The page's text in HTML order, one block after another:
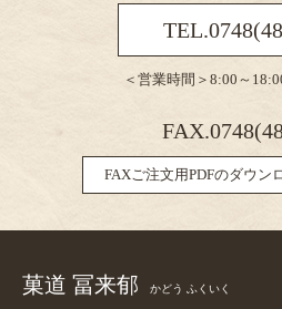
＜営業時間＞8:00～
FAXご注文用PDFのダウン
菓道 冨来郁 かどう ふくいく